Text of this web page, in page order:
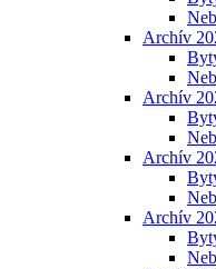
Archív
Archív
Archív
Archív